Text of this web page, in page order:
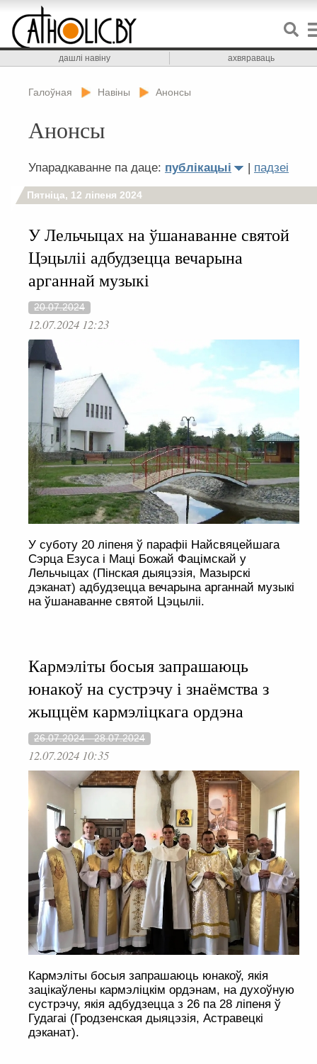
дашлі навіну ахвяраваць
Галоўная Навіны Анонсы
Анонсы
Упарадкаванне па даце: публікацыі | падзеі
Пятніца, 12 ліпеня 2024
У Лельчыцах на ўшанаванне святой
Цэцыліі адбудзецца вечарына
арганнай музыкі
20.07.2024
12.07.2024 12:23
У суботу 20 ліпеня ў парафіі Найсвяцейшага
Сэрца Езуса і Маці Божай Фацімскай у
Лельчыцах (Пінская дыяцэзія, Мазырскі
дэканат) адбудзецца вечарына арганнай музыкі
на ўшанаванне святой Цэцыліі.
Кармэліты босыя запрашаюць
юнакоў на сустрэчу і знаёмства з
жыццём кармэліцкага ордэна
26.07.2024 - 28.07.2024
12.07.2024 10:35
Кармэліты босыя запрашаюць юнакоў, якія
зацікаўлены кармэліцкім ордэнам, на духоўную
сустрэчу, якія адбудзецца з 26 па 28 ліпеня ў
Гудагаі (Гродзенская дыяцэзія, Астравецкі
дэканат).